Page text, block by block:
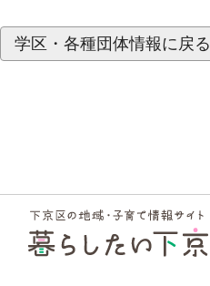
学区・各種団体情報に戻る
フッ
ター